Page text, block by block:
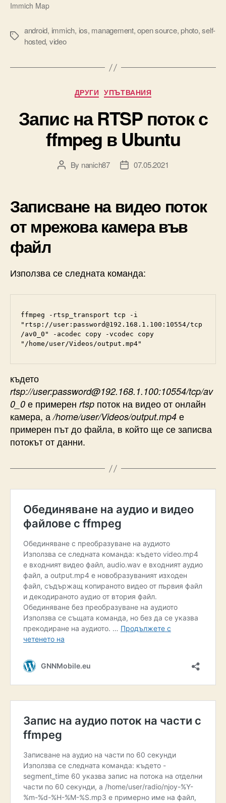
Immich Map
Tags
android, immich, ios, management,open source,photo,self-
hosted, video
Categories
ДРУГИ УПЪТВАНИЯ
Запис на RTSP поток с
ffmpeg в Ubuntu
PostBy nanich87
Post07.05.2021
Записване на видео поток
от мрежова камера във
файл
Използва се следната команда:
ffmpeg -rtsp_transport tcp -i
"rtsp://user:password@192.168.1.100:10554/tcp
/av0_0" -acodec copy -vcodec copy
"/home/user/Videos/output.mp4"
където
rtsp://user:password@192.168.1.100:10554/tcp/av
0_0 е примерен rtsp поток на видео от онлайн
камера, а/home/user/Videos/output.mp4 е
примерен път до файла, в който ще се записва
потокът от данни.